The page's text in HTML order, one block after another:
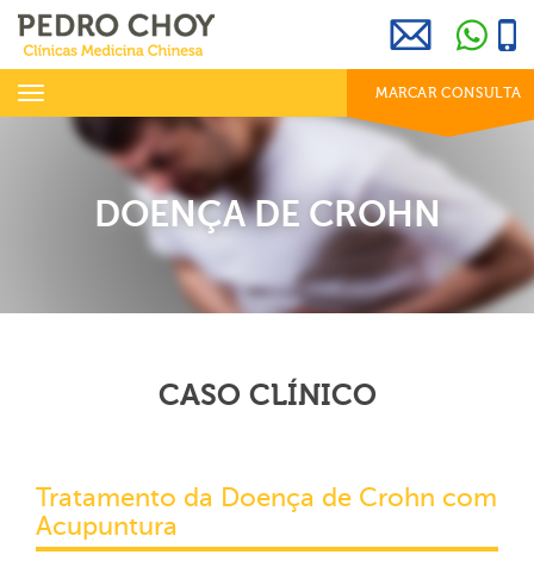
info@clinicaspedrochoy.com 969 800 001
dias úteis das 8h às 20h
Toggle
MARCAR CONSULTA
DOENÇA DE CROHN
CASO CLÍNICO
Tratamento da Doença de Crohn com
Acupuntura